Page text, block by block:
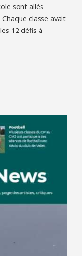
sont allés
Chaque classe avait
12 défis à